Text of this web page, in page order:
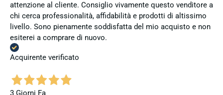
attenzione al cliente. Consiglio vivamente questo venditore a
chi cerca professionalità, affidabilità e prodotti di altissimo
livello. Sono pienamente soddisfatta del mio acquisto e non
esiterei a comprare di nuovo.
Acquirente verificato
3 Giorni Fa